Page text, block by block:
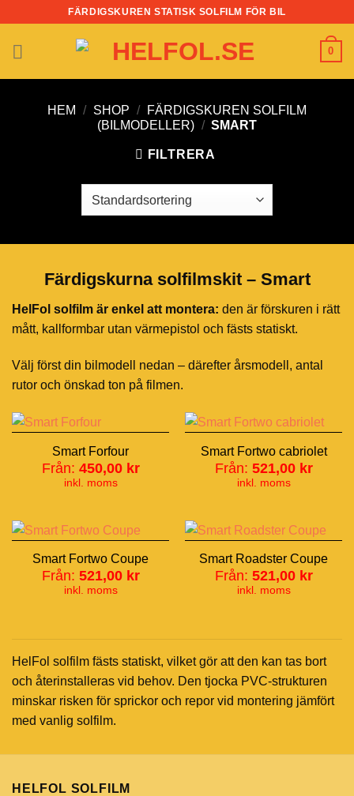
content
FÄRDIGSKUREN STATISK SOLFILM FÖR BIL
0
HEM / SHOP /
FÄRDIGSKUREN SOLFILM
(BILMODELLER) / SMART
FILTRERA
Färdigskurna solfilmskit – Smart
HelFol solfilm är enkel att montera: den är förskuren i rätt
mått, kallformbar utan värmepistol och fästs statiskt.
Välj först din bilmodell nedan – därefter årsmodell, antal
rutor och önskad ton på filmen.
Smart Forfour
Från: 450,00 kr
inkl. moms
Smart Fortwo cabriolet
Från: 521,00 kr
inkl. moms
Smart Fortwo Coupe
Från: 521,00 kr
inkl. moms
Smart Roadster Coupe
Från: 521,00 kr
inkl. moms
HelFol solfilm fästs statiskt, vilket gör att den kan tas bort
och återinstalleras vid behov. Den tjocka PVC-strukturen
minskar risken för sprickor och repor vid montering jämfört
med vanlig solfilm.
HELFOL SOLFILM